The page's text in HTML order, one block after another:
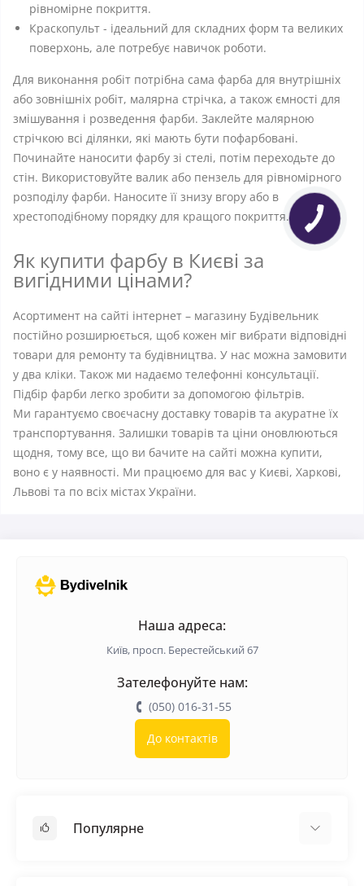
рівномірне покриття.
Краскопульт - ідеальний для складних форм та великих
поверхонь, але потребує навичок роботи.
Для виконання робіт потрібна сама фарба для внутрішніх
або зовнішніх робіт, малярна стрічка, а також ємності для
змішування і розведення фарби. Заклейте малярною
стрічкою всі ділянки, які мають бути пофарбовані.
Починайте наносити фарбу зі стелі, потім переходьте до
стін. Використовуйте валик або пензель для рівномірного
розподілу фарби. Наносите її знизу вгору або в
хрестоподібному порядку для кращого покриття.
Як купити фарбу в Києві за
вигідними цінами?
Асортимент на сайті інтернет – магазину Будівельник
постійно розширюється, щоб кожен міг вибрати відповідні
товари для ремонту та будівництва. У нас можна замовити
у два кліки. Також ми надаємо телефонні консультації.
Підбір фарби легко зробити за допомогою фільтрів.
Ми гарантуємо своєчасну доставку товарів та акуратне їх
транспортування. Залишки товарів та ціни оновлюються
щодня, тому все, що ви бачите на сайті можна купити,
воно є у наявності. Ми працюємо для вас у Києві, Харкові,
Львові та по всіх містах України.
Наша адреса:
Київ, просп. Берестейський 67
Зателефонуйте нам:
(050) 016-31-55
До контактів
Популярне